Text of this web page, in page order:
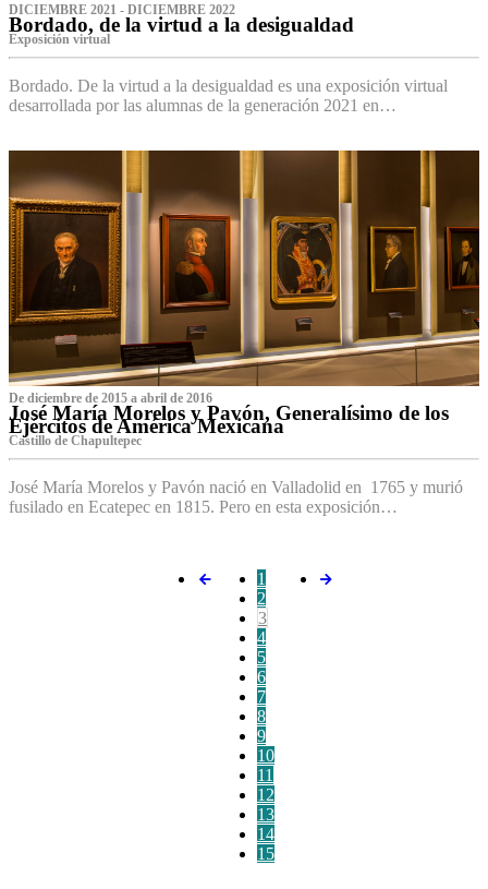
DICIEMBRE 2021 - DICIEMBRE 2022
Bordado, de la virtud a la desigualdad
Exposición virtual‌
Bordado. De la virtud a la desigualdad es una exposición virtual
desarrollada por las alumnas de la generación 2021 en…
De diciembre de 2015 a abril de 2016
José María Morelos y Pavón, Generalísimo de los
Ejércitos de América Mexicana
C‌astillo de Chapultepec
José María Morelos y Pavón nació en Valladolid en 1765 y murió
fusilado en Ecatepec en 1815. Pero en esta exposición…
1
2
3
4
5
6
7
8
9
10
11
12
13
14
15